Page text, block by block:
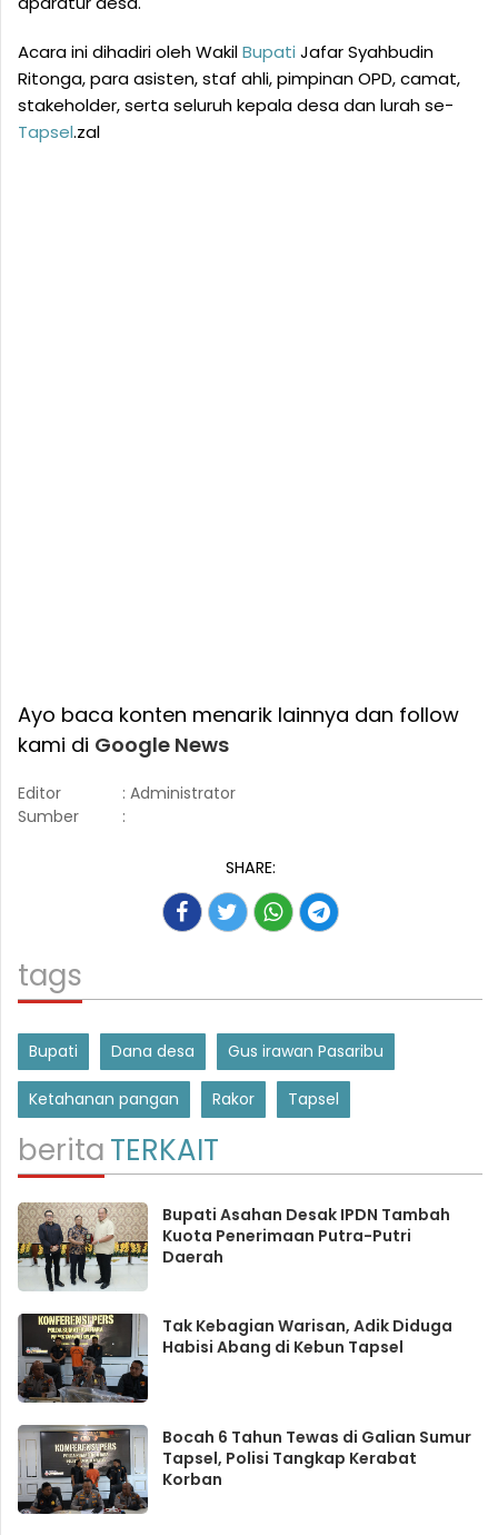
Acara ini dihadiri oleh WakilBupati Jafar Syahbudin
Ritonga, para asisten, staf ahli, pimpinan OPD, camat,
stakeholder, serta seluruh kepala desa dan lurah se-
Tapsel.zal
Ayo baca konten menarik lainnya dan follow
kami di Google News
Editor
: Administrator
Sumber
:
SHARE:
tags
Bupati Dana desa Gus irawan Pasaribu
Ketahanan pangan Rakor Tapsel
beritaTERKAIT
Bupati Asahan Desak IPDN Tambah
Kuota Penerimaan Putra-Putri
Daerah
Tak Kebagian Warisan, Adik Diduga
Habisi Abang di Kebun Tapsel
Bocah 6 Tahun Tewas di Galian Sumur
Tapsel, Polisi Tangkap Kerabat
Korban